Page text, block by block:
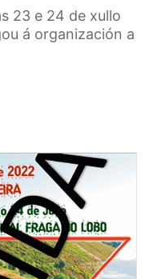
23 e 24 de xullo
á organización a